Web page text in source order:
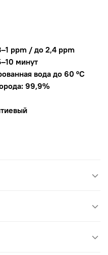
ppm / до 2,4 ppm
минут
вода до 60 °C
99,9%